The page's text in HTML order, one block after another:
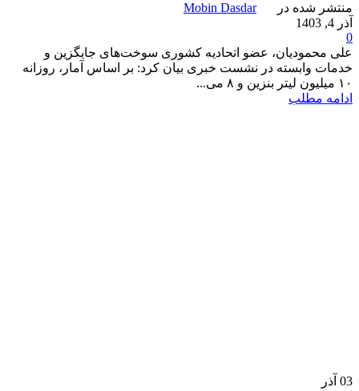
منتشر شده در
Mobin Dasdar
آذر 4, 1403
0
علی محمودیان، عضو اتحادیه کشوری سوخت‌های جایگزین و
خدمات وابسته در نشست خبری بیان کرد: بر اساس آمار، روزانه
۱۰ میلیون لیتر بنزین و ۸ می...
ادامه مطلب
03 آذر